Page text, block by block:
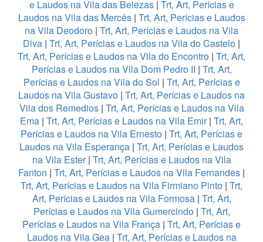
e Laudos na Vila das Belezas| Trt, Art, Perícias e
Laudos na Vila das Mercês| Trt, Art, Perícias e Laudos
na Vila Deodoro | Trt, Art, Perícias e Laudos na Vila
Diva | Trt, Art, Perícias e Laudos na Vila do Castelo |
Trt, Art, Perícias e Laudos na Vila do Encontro | Trt, Art,
Perícias e Laudos na Vila Dom Pedro II | Trt, Art,
Perícias e Laudos na Vila do Sol | Trt, Art, Perícias e
Laudos na Vila Gustavo | Trt, Art, Perícias e Laudos na
Vila dos Remedios| Trt, Art, Perícias e Laudos na Vila
Ema | Trt, Art, Perícias e Laudos na Vila Emir| Trt, Art,
Perícias e Laudos na Vila Ernesto | Trt, Art, Perícias e
Laudos na Vila Esperança | Trt, Art, Perícias e Laudos
na Vila Ester| Trt, Art, Perícias e Laudos na Vila
Fanton | Trt, Art, Perícias e Laudos na Vila Fernandes |
Trt, Art, Perícias e Laudos na Vila Firmiano Pinto | Trt,
Art, Perícias e Laudos na Vila Formosa| Trt, Art,
Perícias e Laudos na Vila Gumercindo| Trt, Art,
Perícias e Laudos na Vila França | Trt, Art, Perícias e
Laudos na Vila Gea| Trt, Art, Perícias e Laudos na